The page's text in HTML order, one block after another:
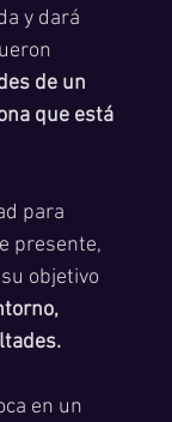
y dará
de un
que está
para
presente,
objetivo
en un